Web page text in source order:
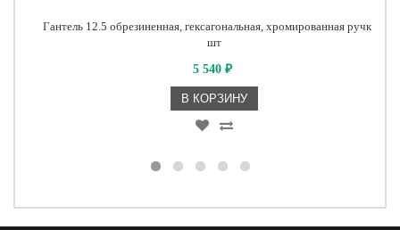
Гантель 12.5 обрезиненная, гексагональная, хромированная ручка 1
шт
5 540 ₽
В КОРЗИНУ